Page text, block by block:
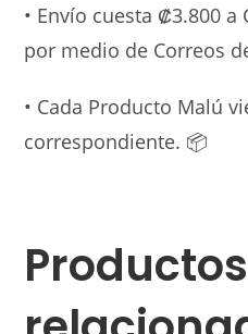
• Envío cuesta ₡3.800
por medio de Correos
• Cada Producto Malú
correspondiente. 📦
Productos